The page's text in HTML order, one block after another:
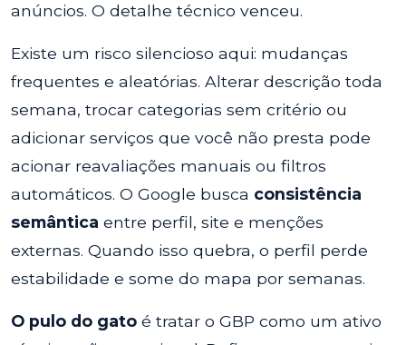
anúncios. O detalhe técnico venceu.
Existe um risco silencioso aqui: mudanças
frequentes e aleatórias. Alterar descrição toda
semana, trocar categorias sem critério ou
adicionar serviços que você não presta pode
acionar reavaliações manuais ou filtros
automáticos. O Google busca consistência
semântica entre perfil, site e menções
externas. Quando isso quebra, o perfil perde
estabilidade e some do mapa por semanas.
O pulo do gato é tratar o GBP como um ativo